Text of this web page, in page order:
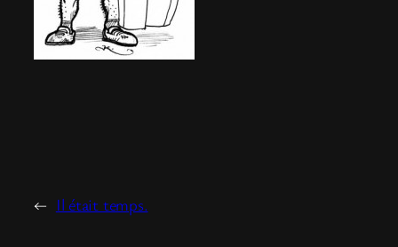
← Il était temps.